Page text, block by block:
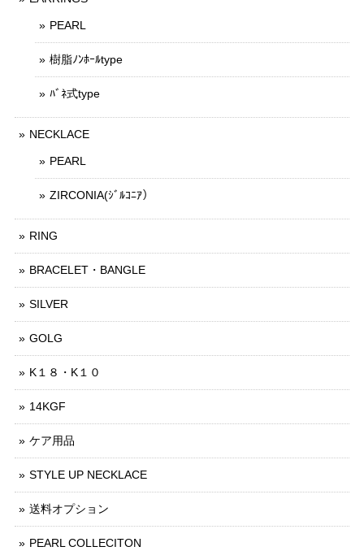
PEARL
樹脂ﾉﾝﾎｰﾙtype
ﾊﾞﾈ式type
NECKLACE
PEARL
ZIRCONIA(ｼﾞﾙｺﾆｱ）
RING
BRACELET・BANGLE
SILVER
GOLG
K１８・K１０
14KGF
ケア用品
STYLE UP NECKLACE
送料オプション
PEARL COLLECITON